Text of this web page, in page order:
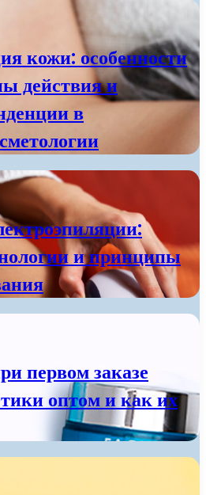
кожи: особенности
действия и
в
и принципы
первом заказе
оптом и как их